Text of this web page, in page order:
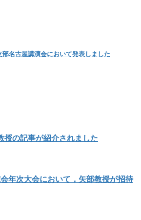
名古屋講演会において発表しました
授の記事が紹介されました
年次大会において，矢部教授が招待